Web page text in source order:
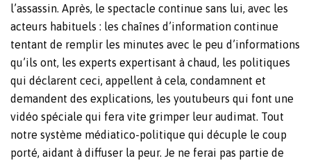
l’assassin. Après, le spectacle continue sans lui, avec les
acteurs habituels : les chaînes d’information continue
tentant de remplir les minutes avec le peu d’informations
qu’ils ont, les experts expertisant à chaud, les politiques
qui déclarent ceci, appellent à cela, condamnent et
demandent des explications, les youtubeurs qui font une
vidéo spéciale qui fera vite grimper leur audimat. Tout
notre système médiatico-politique qui décuple le coup
porté, aidant à diffuser la peur. Je ne ferai pas partie de